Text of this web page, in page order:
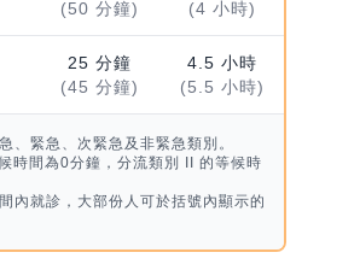
(50 分鐘)
(4 小時)
25 分鐘
(45 分鐘)
4.5 小時
(5.5 小時)
、緊急、次緊急及非緊急類別。
時間為0分鐘，分流類別 II 的等候時
內就診，大部份人可於括號內顯示的